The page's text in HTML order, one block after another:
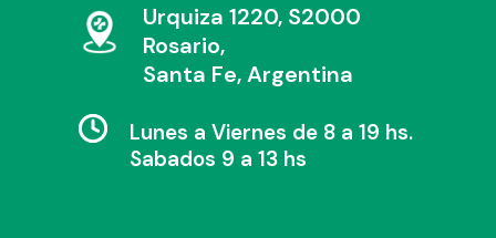
Urquiza 1220, S2000
Rosario,
Santa Fe, Argentina
Lunes a Viernes de 8 a 19 hs.
Sabados 9 a 13 hs